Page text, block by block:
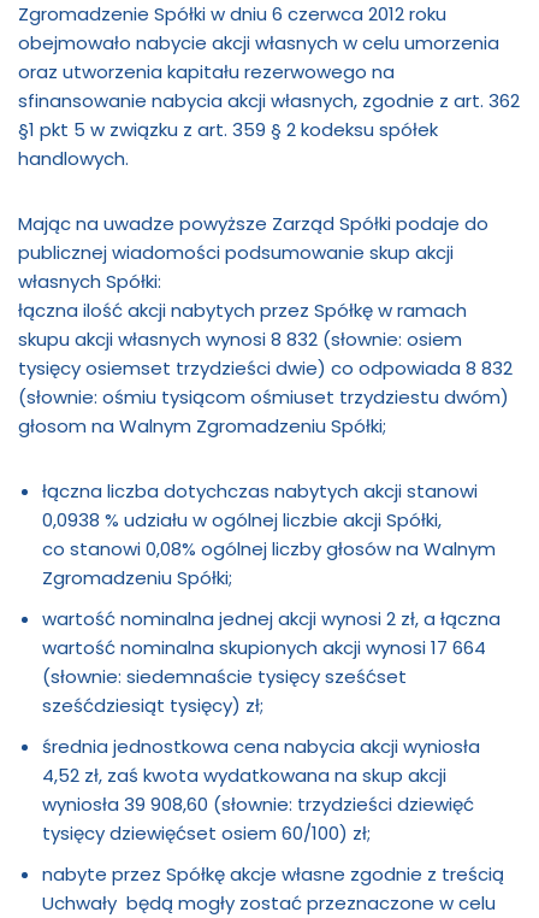
Zgromadzenie Spółki w dniu 6 czerwca 2012 roku
obejmowało nabycie akcji własnych w celu umorzenia
oraz utworzenia kapitału rezerwowego na
sfinansowanie nabycia akcji własnych, zgodnie z art. 362
§1 pkt 5 w związku z art. 359 § 2 kodeksu spółek
handlowych.
Mając na uwadze powyższe Zarząd Spółki podaje do
publicznej wiadomości podsumowanie skup akcji
własnych Spółki:
łączna ilość akcji nabytych przez Spółkę w ramach
skupu akcji własnych wynosi 8 832 (słownie: osiem
tysięcy osiemset trzydzieści dwie) co odpowiada 8 832
(słownie: ośmiu tysiącom ośmiuset trzydziestu dwóm)
głosom na Walnym Zgromadzeniu Spółki;
łączna liczba dotychczas nabytych akcji stanowi
0,0938 % udziału w ogólnej liczbie akcji Spółki,
co stanowi 0,08% ogólnej liczby głosów na Walnym
Zgromadzeniu Spółki;
wartość nominalna jednej akcji wynosi 2 zł, a łączna
wartość nominalna skupionych akcji wynosi 17 664
(słownie: siedemnaście tysięcy sześćset
sześćdziesiąt tysięcy) zł;
średnia jednostkowa cena nabycia akcji wyniosła
4,52 zł, zaś kwota wydatkowana na skup akcji
wyniosła 39 908,60 (słownie: trzydzieści dziewięć
tysięcy dziewięćset osiem 60/100) zł;
nabyte przez Spółkę akcje własne zgodnie z treścią
Uchwały będą mogły zostać przeznaczone w celu